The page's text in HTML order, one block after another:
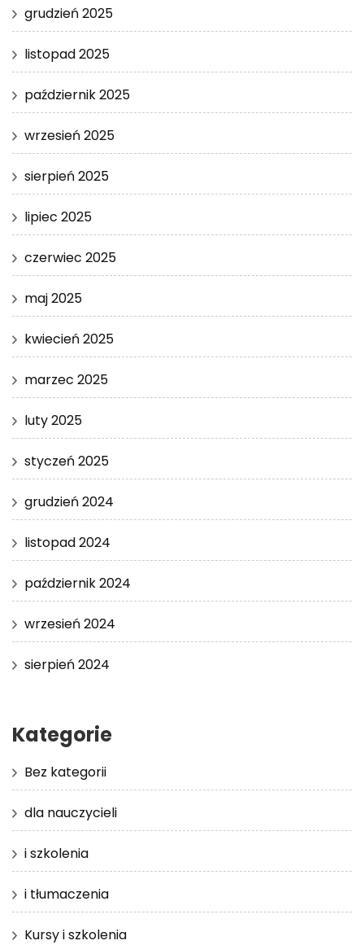
grudzień 2025
listopad 2025
październik 2025
wrzesień 2025
sierpień 2025
lipiec 2025
czerwiec 2025
maj 2025
kwiecień 2025
marzec 2025
luty 2025
styczeń 2025
grudzień 2024
listopad 2024
październik 2024
wrzesień 2024
sierpień 2024
Kategorie
Bez kategorii
dla nauczycieli
i szkolenia
i tłumaczenia
Kursy i szkolenia